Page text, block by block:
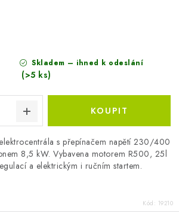
Skladem – ihned k odeslání
(>5 ks)
s přepínačem napětí 230/400
8,5 kW. Vybavena motorem R500, 25l
a elektrickým i ručním startem.
Kód: 19210